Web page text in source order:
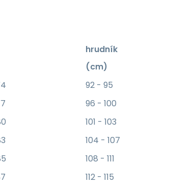
hrudník
(cm)
92 - 95
96 - 100
101 - 103
104 - 107
108 - 111
112 - 115